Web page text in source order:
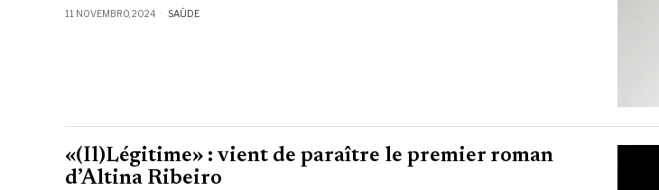
11 NOVEMBRO, 2024 SAÚDE
«(Il)Légitime» : vient de paraître le premier roman
d’Altina Ribeiro